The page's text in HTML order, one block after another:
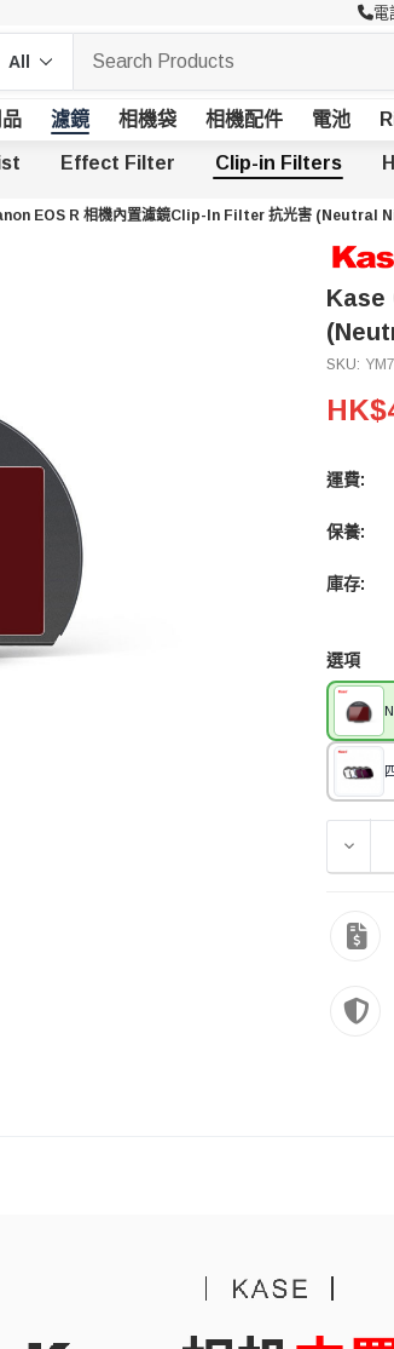
電
濾鏡 相機袋 相機配件 電池
Effect Filter Clip-in Filters
EOS R 相機內置濾鏡Clip-In Filter 抗光害 (Neutral
Kase
SKU:
運費:
保養:
庫存:
選項
減少